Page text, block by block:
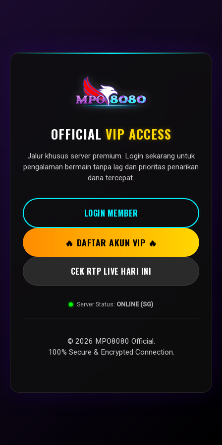
OFFICIAL VIP ACCESS
Jalur khusus server premium. Login sekarang untuk
pengalaman bermain tanpa lag dan prioritas penarikan
dana tercepat.
LOGIN MEMBER
🔥 DAFTAR AKUN VIP 🔥
CEK RTP LIVE HARI INI
Server Status: ONLINE (SG)
© 2026 MPO8080 Official.
100% Secure & Encrypted Connection.